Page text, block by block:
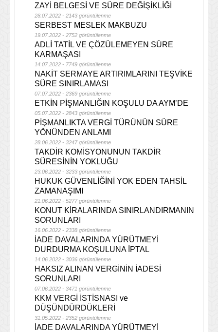
ZAYİ BELGESİ VE SÜRE DEĞİŞİKLİĞİ
28.07.2022 - 2143 görüntülenme
SERBEST MESLEK MAKBUZU
19.07.2022 - 2752 görüntülenme
ADLİ TATİL VE ÇÖZÜLEMEYEN SÜRE
KARMAŞASI
14.07.2022 - 7749 görüntülenme
NAKİT SERMAYE ARTIRIMLARINI TEŞVİKE
SÜRE SINIRLAMASI
07.07.2022 - 2369 görüntülenme
ETKİN PİŞMANLIĞIN KOŞULU DA AYM’DE
05.07.2022 - 2843 görüntülenme
PİŞMANLIKTA VERGİ TÜRÜNÜN SÜRE
YÖNÜNDEN ANLAMI
28.06.2022 - 3247 görüntülenme
TAKDİR KOMİSYONUNUN TAKDİR
SÜRESİNİN YOKLUĞU
23.06.2022 - 3233 görüntülenme
HUKUK GÜVENLİĞİNİ YOK EDEN TAHSİL
ZAMANAŞIMI
21.06.2022 - 5277 görüntülenme
KONUT KİRALARINDA SINIRLANDIRMANIN
SORUNLARI
16.06.2022 - 2338 görüntülenme
İADE DAVALARINDA YÜRÜTMEYİ
DURDURMA KOŞULUNA İPTAL
14.06.2022 - 3036 görüntülenme
HAKSIZ ALINAN VERGİNİN İADESİ
SORUNLARI
07.06.2022 - 3471 görüntülenme
KKM VERGİ İSTİSNASI ve
DÜŞÜNDÜRDÜKLERİ
31.05.2022 - 2352 görüntülenme
İADE DAVALARINDA YÜRÜTMEYİ